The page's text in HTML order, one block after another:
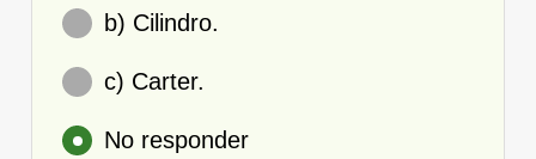
b) Cilindro.
c) Carter.
No responder